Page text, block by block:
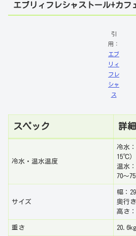
エブリィフレシャストール+カフ
引
用：
エブ
リィ
フレ
シャ
ス
スペック 詳細
冷水・温水温度
冷水
15℃）
温水
70〜
サイズ
幅：
奥行き
高さ：
重さ 20.6kg